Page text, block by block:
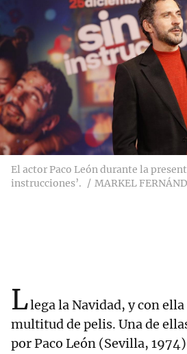
El actor Paco León durante la
instrucciones’.
MARKEL
Llega la Navidad, y con
multitud de pelis. Una de
por Paco León (Sevilla,